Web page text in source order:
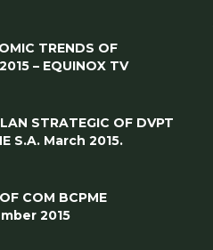
TRENDS OF
– EQUINOX TV
STRATEGIC OF DVPT
S.A. March 2015.
COM BCPME
2015